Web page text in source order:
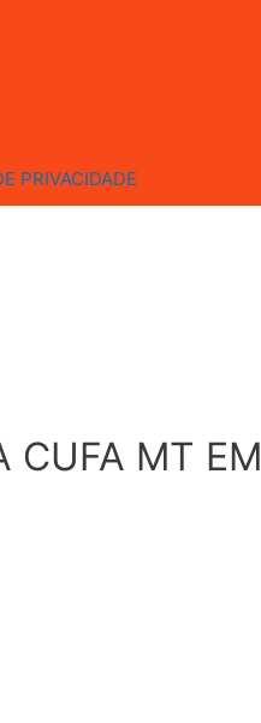
PRIVACIDADE
CUFA MT EM